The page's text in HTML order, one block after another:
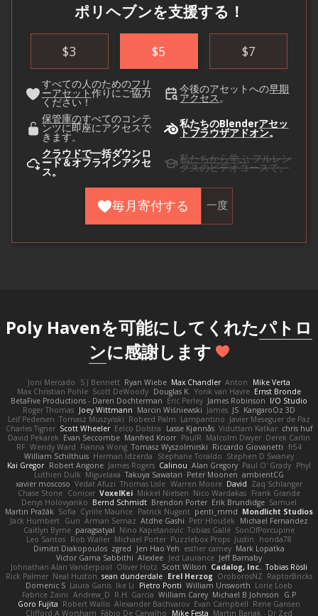
ポリヘブンを支援する！
$3 $5 $7
すべての人のためのフリ
ーアセット作りにご協力
ください！
今後のアセットへの早期
アクセス。
保管庫のすべてのコンテ
ンツに即座にアクセスで
きます。
私たちのBlenderアセッ
トブラウザアドオン。
クラウドで一括ダウンロ
ード＆オフラインアクセ
ス。
私たちから学ぶフルレン
グスのビデオコースで。
毎月寄付する 一度
Poly Havenを可能にしてくれたパトロ
ンに感謝します
Joni Mercado S J Bennett Ryan Wiebe Max Chandler Anton
Mike Verta
Max Christian Pohle Scott DeWoody Douglas K. Yorik van Havre Ernst Bronde
BetaFive Productions - Daren Dochterman Eric Perley James Robinson I/O Studio
Roger Thomas Joey Wittmann Marcin Wiśniewski James JS KangaroOz 3D
Leif Pedersen Tomasz Muszyński Roberd Palm Lampantino Javier Meseguer de Paz
Charles Tigner Scott Wheeler Eelco Dolstra Lasse Kjønnås Viduttam Katkar chris huf
David Pekarek Evan Seccombe Manfred Knorr PaulR Malcolm Dwyer Derek Carlin
RF Wendy Ward Fianna Wong Tomasz Wyszolmirski Riccardo Giovanetti fr54
William Schilthuis Herman Idzerda Stephane Toraldo Stephen D Swaney
Kai Gregor Robert Angone James Rogers Calinou Alan Gregory Paul O' Grady Phyl
Luthien Dulk Miguelaxa Takuya Sawatari Peter Moonen ambientCG
xavier moscoso Vedat Afuzi Thomas Lisle Warren Moore David Zaq Schlanger
Chase Stone Conicer VoxelKei Mikkel Nielsen Nico Wardakas Frank Grande
Denys Holovyanko Bernd Schmidt Brendon Porter Erik Brundidge Samuel
Martin Pražák Sofia Cyrille Maurice Patrick Nugent penti_mmd Mondlicht Studios
Jack Humbert Gun Arman Sernaz Atdhe Gashi Petr Hloušek
Michael Fernandez
Caitlyn Byrne paragsatyal Nino Kapetanovic Tobias Gallé SonOfPorcupine
Leo Santos Rob Waller Michael Porter Puzzlebox Props Justin
honda78
Dimitri Diakopoulos zgred Jen Hao Yeh esther carney Mark Lopatka
Victor Gama Sabbithi Alexlee Jed Laurance Jeff Barnaby
Johnathan Alan Vanderpool Oliver Hotz Scott Wilson Cadalog, Inc. Tobias Rösli
Rick Palmer Neal Huston sean dunderdale Erel Herzog OroborosNZ RaptorBricks
Domenic S Laura Ganis Ike Li Pietro Ponti William Unsworth Lorie Loeb
Fabrice Zaini Andrew_D R.H. García William Carey Michael B Johnson
G.P
Goro Fujita Robert Wallis Alexander Bachvarov Evan Campbell Rene Gansen
Clifford A Worsham Fábio De Carvalho Mike Festa Martin Banak - Dr Zed